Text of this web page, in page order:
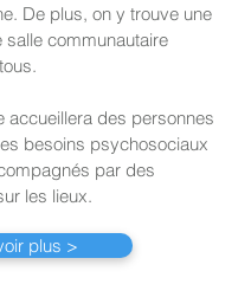
De plus, on y trouve une
salle communautaire
accueillera des personnes
besoins psychosociaux
par des
les lieux.
plus >